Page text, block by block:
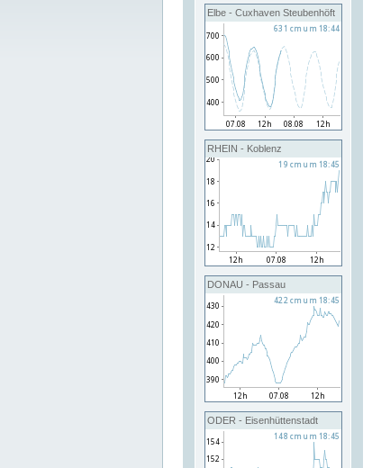
Elbe - Cuxhaven Steubenhöft
RHEIN - Koblenz
DONAU - Passau
ODER - Eisenhüttenstadt